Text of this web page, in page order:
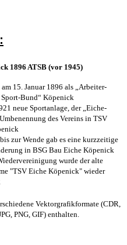
1896 ATSB (vor 1945)
15. Januar 1896 als „Arbeiter-
Bund“ Köpenick
neue Sportanlage, der „Eiche-
des Vereins in TSV
zur Wende gab es eine kurzzeitige
in BSG Bau Eiche Köpenick
wurde der alte
"TSV Eiche Köpenick" wieder
Vektorgrafikformate (CDR,
PNG, GIF) enthalten.